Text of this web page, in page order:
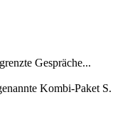
Gespräche...
Kombi-Paket S.